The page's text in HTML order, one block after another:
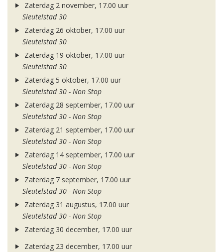
Zaterdag 2 november, 17.00 uur
Sleutelstad 30
Zaterdag 26 oktober, 17.00 uur
Sleutelstad 30
Zaterdag 19 oktober, 17.00 uur
Sleutelstad 30
Zaterdag 5 oktober, 17.00 uur
Sleutelstad 30 - Non Stop
Zaterdag 28 september, 17.00 uur
Sleutelstad 30 - Non Stop
Zaterdag 21 september, 17.00 uur
Sleutelstad 30 - Non Stop
Zaterdag 14 september, 17.00 uur
Sleutelstad 30 - Non Stop
Zaterdag 7 september, 17.00 uur
Sleutelstad 30 - Non Stop
Zaterdag 31 augustus, 17.00 uur
Sleutelstad 30 - Non Stop
Zaterdag 30 december, 17.00 uur
Zaterdag 23 december, 17.00 uur